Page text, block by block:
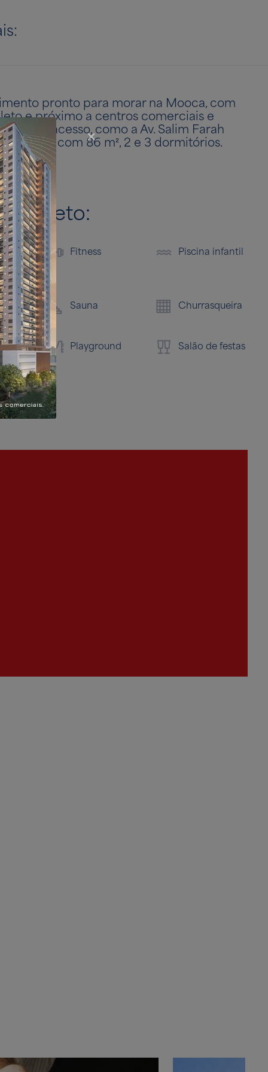
pronto para morar na Mooca, com
e próximo a centros comerciais e
vias de acesso, como a Av. Salim Farah
com 86 m², 2 e 3 dormitórios.
Fitness Piscina infantil
Sauna Churrasqueira
Playground Salão de festas